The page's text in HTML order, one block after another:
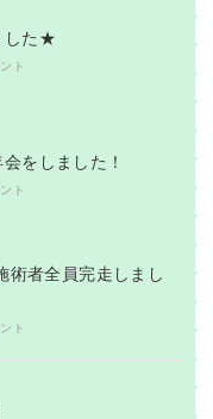
した★
ト
をしました！
ト
者全員完走しまし
ト